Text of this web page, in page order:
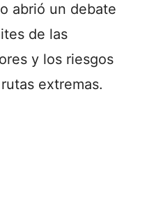
abrió un debate
de las
y los riesgos
extremas.